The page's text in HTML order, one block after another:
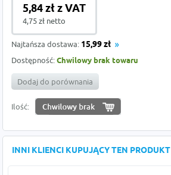
5,84 zł z VAT
4,75 zł netto
Najtańsza dostawa: 15,99 zł
Dostępność:Chwilowy brak towaru
Dodaj do porównania
Ilość:
INNI KLIENCI KUPUJĄCY TEN